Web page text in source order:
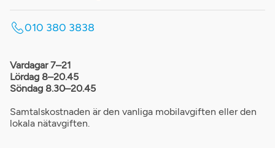
010 380 3838
Vardagar 7–21
Lördag 8–20.45
Söndag 8.30–20.45
Samtalskostnaden är den vanliga mobilavgiften eller den
lokala nätavgiften.